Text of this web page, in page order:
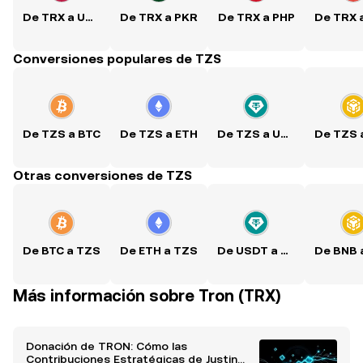
De TRX a USD De TRX a PKR De TRX a PHP
Conversiones populares de TZS
De TZS a BTC De TZS a ETH De TZS a USDT
Otras conversiones de TZS
De BTC a TZS De ETH a TZS De USDT a TZS
Más información sobre Tron (TRX)
Donación de TRON: Cómo las
Contribuciones Estratégicas de Justin